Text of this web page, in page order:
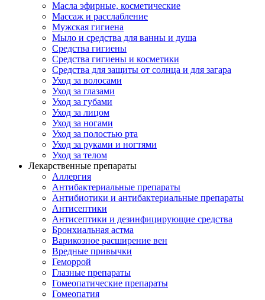
Масла эфирные, косметические
Массаж и расслабление
Мужская гигиена
Мыло и средства для ванны и душа
Средства гигиены
Средства гигиены и косметики
Средства для защиты от солнца и для загара
Уход за волосами
Уход за глазами
Уход за губами
Уход за лицом
Уход за ногами
Уход за полостью рта
Уход за руками и ногтями
Уход за телом
Лекарственные препараты
Аллергия
Антибактериальные препараты
Антибиотики и антибактериальные препараты
Антисептики
Антисептики и дезинфицирующие средства
Бронхиальная астма
Варикозное расширение вен
Вредные привычки
Геморрой
Глазные препараты
Гомеопатические препараты
Гомеопатия